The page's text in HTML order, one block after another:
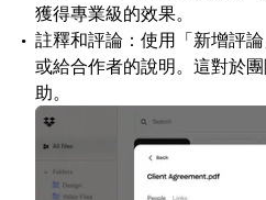
獲得專業級的效果。
註釋和評論：使用「新增評
或給合作者的說明。這對於
助。